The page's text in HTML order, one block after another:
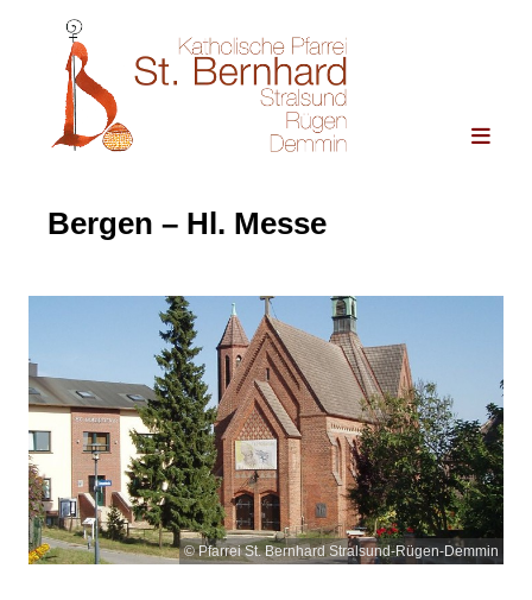
Bergen – Hl. Messe
© Pfarrei St. Bernhard Stralsund-Rügen-Demmin